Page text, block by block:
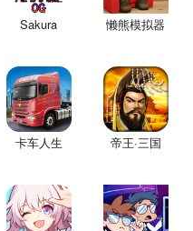
Sakura 懒熊模拟器
卡车人生 帝王·三国